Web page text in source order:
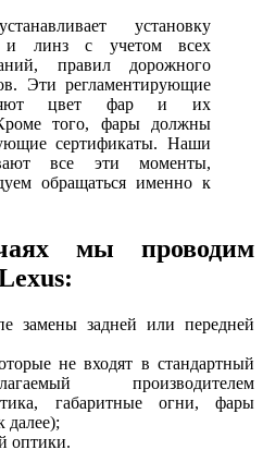
установку
и линз с учетом всех
правил дорожного
Эти регламентирующие
цвет фар и их
того, фары должны
сертификаты. Наши
все эти моменты,
обращаться именно к
мы проводим
замены задней или передней
не входят в стандартный
производителем
габаритные огни, фары
далее);
оптики.